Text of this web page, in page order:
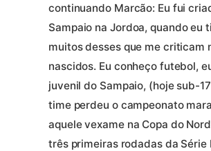
continuando Marcão: Eu fui
Sampaio na Jordoa, quando eu
muitos desses que me criticam
nascidos. Eu conheço futebol,
juvenil do Sampaio, (hoje sub-
time perdeu o campeonato
aquele vexame na Copa do
três primeiras rodadas da Série